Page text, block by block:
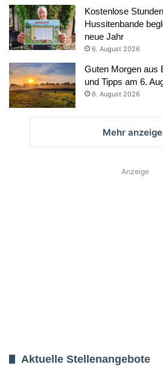
Kostenlose
Hussitenbande
neue Jahr
6. August 2026
Guten Morgen aus
und Tipps am 6.
6. August 2026
Mehr
Anzeige
Aktuelle Stellenangebote